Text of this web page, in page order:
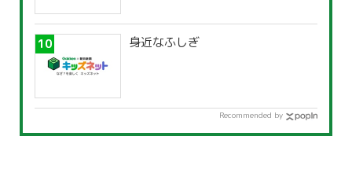
身近なふしぎ
Recommended by